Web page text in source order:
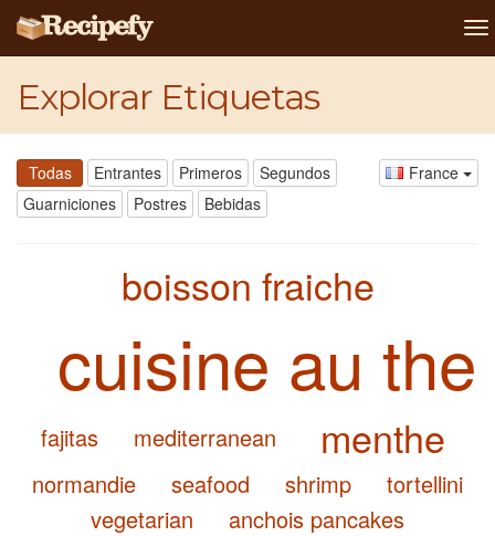
Explorar Etiquetas
Todas Entrantes Primeros
Segundos
Guarniciones
Postres Bebidas
France
boisson fraiche
cuisine au the
fajitas mediterranean menthe
normandie seafood shrimp
tortellini
vegetarian
anchois pancakes